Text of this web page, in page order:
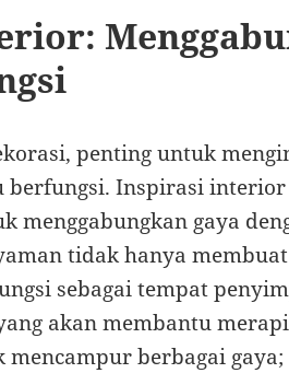
penting untuk
berfungsi. Inspirasi
menggabungkan gaya
tidak hanya
sebagai tempat
akan membantu
berbagai